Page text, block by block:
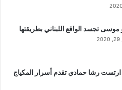
تجسد الواقع اللبناني بطريقتها
رشا حمادي تقدم أسرار المكياج